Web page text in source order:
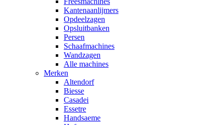
Kantenaanlijmers
Opdeelzagen
Opsluitbanken
Persen
Schaafmachines
Wandzagen
Alle machines
Merken
Altendorf
Biesse
Casadei
Essetre
Handsaeme